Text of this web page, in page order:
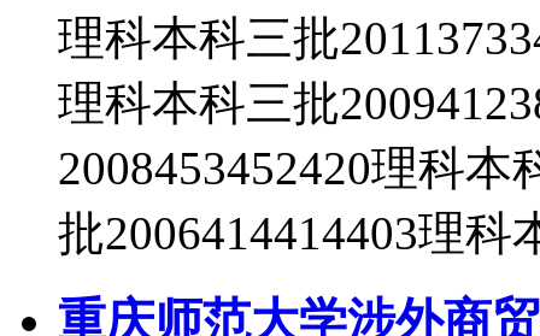
理科本科三批
理科本科三批
2008453452420理科
批2006414414403理科
重庆师范大学涉外商